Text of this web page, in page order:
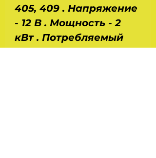
405, 409 . Напряжение
- 12 В . Мощность - 2
кВт . Потребляемый